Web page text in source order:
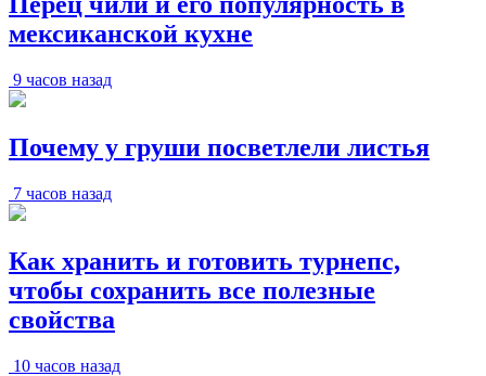
мексиканской кухне
9 часов назад
Почему у груши посветлели листья
7 часов назад
Как хранить и готовить турнепс,
чтобы сохранить все полезные
свойства
10 часов назад